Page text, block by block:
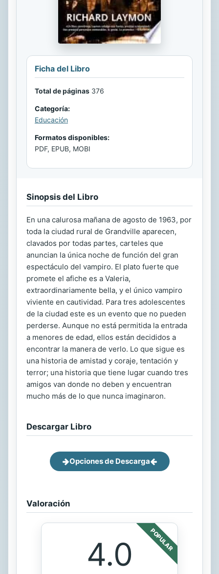
Ficha del Libro
Total de páginas 376
Categoría:
Educación
Formatos disponibles:
PDF, EPUB, MOBI
Sinopsis del Libro
En una calurosa mañana de agosto de 1963, por
toda la ciudad rural de Grandville aparecen,
clavados por todas partes, carteles que
anuncian la única noche de función del gran
espectáculo del vampiro. El plato fuerte que
promete el afiche es a Valeria,
extraordinariamente bella, y el único vampiro
viviente en cautividad. Para tres adolescentes
de la ciudad este es un evento que no pueden
perderse. Aunque no está permitida la entrada
a menores de edad, ellos están decididos a
encontrar la manera de verlo. Lo que sigue es
una historia de amistad y coraje, tentación y
terror; una historia que tiene lugar cuando tres
amigos van donde no deben y encuentran
mucho más de lo que nunca imaginaron.
Descargar Libro
Opciones de Descarga
Valoración
POPULAR
4.0